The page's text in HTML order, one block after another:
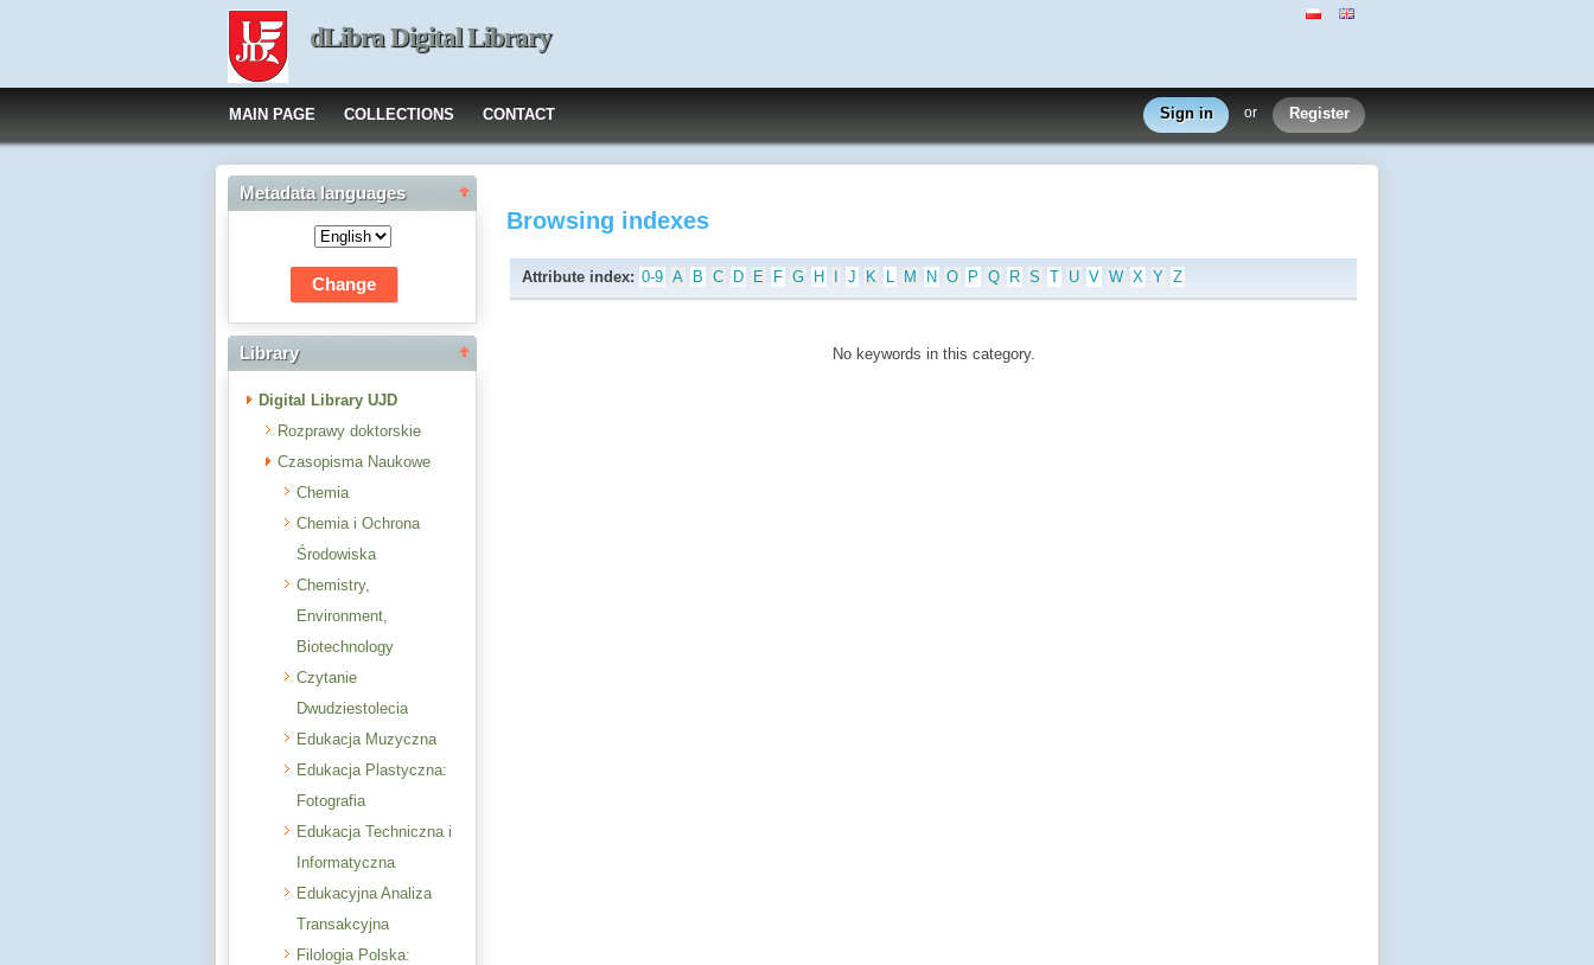
dLibra Digital Library
MAIN PAGE COLLECTIONS CONTACT Sign in or Register
Metadata languages
Library
Digital Library UJD
Rozprawy doktorskie
Czasopisma Naukowe
Chemia
Chemia i Ochrona
Środowiska
Chemistry,
Environment,
Biotechnology
Czytanie
Dwudziestolecia
Edukacja Muzyczna
Edukacja Plastyczna:
Fotografia
Edukacja Techniczna i
Informatyczna
Edukacyjna Analiza
Transakcyjna
Filologia Polska:
Browsing indexes
Attribute index: 0-9 A B C D E F G H J K L M N O P Q R S T U V W X Y Z
No keywords in this category.